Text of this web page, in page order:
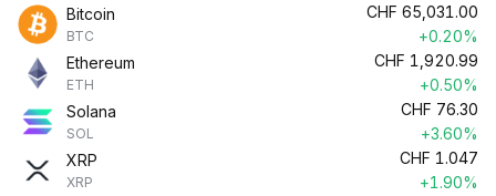
Bitcoin
BTC
CHF 65,031.00
+0.20%
Ethereum
ETH
CHF 1,920.99
+0.50%
Solana
SOL
CHF 76.30
+3.60%
XRP
XRP
CHF 1.047
+1.90%